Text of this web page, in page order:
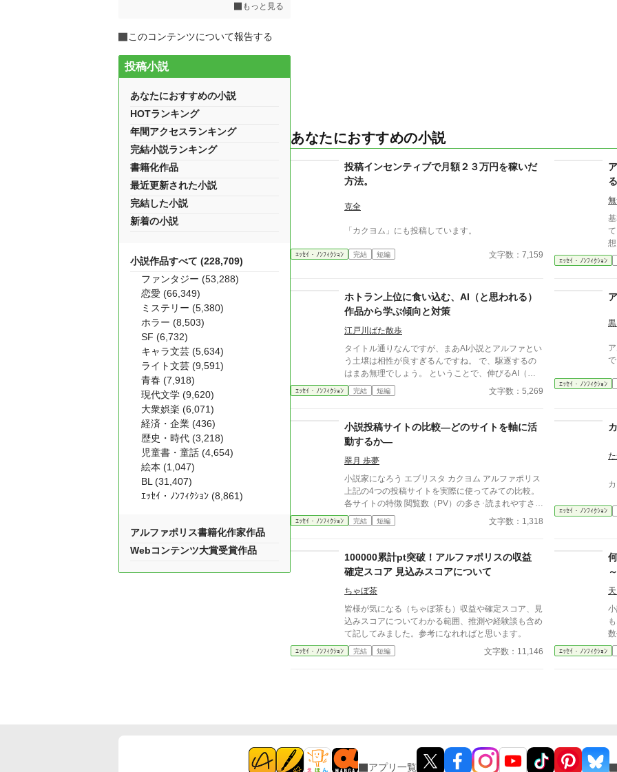
あなたにおすすめの小説
投稿インセンティブで月額２３万円を稼いだ
方法。
克全
「カクヨム」にも投稿しています。
ｴｯｾｲ・ﾉﾝﾌｨｸｼｮﾝ 完結 短編 文字数：7,159
て
した。 あく
ｴｯｾｲ・ﾉﾝﾌｨｸｼｮﾝ
ホトラン上位に食い込む、AI（と思われる）
作品から学ぶ傾向と対策
江戸川ばた散歩
タイトル通りなんですが、まあAI小説とアルファとい
う土壌は相性が良すぎるんですね。 で、駆逐するの
はまあ無理でしょう。 ということで、伸びるAI（と
思われる）小説から傾向と、そして自筆系にも生かせ
ること、そしてAIには無理なことに関して。
ｴｯｾｲ・ﾉﾝﾌｨｸｼｮﾝ 完結 短編 文字数：5,269
ｴｯｾｲ・ﾉﾝﾌｨｸｼｮﾝ
小説投稿サイトの比較―どのサイトを軸に活
動するか―
翠月 歩夢
小説家になろう エブリスタ カクヨム アルファポリス
上記の4つの投稿サイトを実際に使ってみての比較。
各サイトの特徴 閲覧数（PV）の多さ･読まれやすさ
感想など反応の貰いやすさ 各サイトのジャンル傾向
以上を基準に比較する。 ☆どのサイトを使おうかと
くなので投稿してみました。少しでも参考になれば幸
いです。 ☆自分用にまとめたものなので短く簡単に
しかまとめてないので、もっと詳しく知りたい場合は
他の人のを参考にすることを推奨します。
ｴｯｾｲ・ﾉﾝﾌｨｸｼｮﾝ 完結 短編 文字数：1,318
ｴｯｾｲ・ﾉﾝﾌｨｸｼｮﾝ
100000累計pt突破！アルファポリスの収益
確定スコア 見込みスコアについて
ちゃぼ茶
皆様が気になる（ちゃぼ茶も）収益や確定スコア、見
込みスコアについてわかる範囲、推測や経験談も含め
て記してみました。参考になれればと思います。
ｴｯｾｲ・ﾉﾝﾌｨｸｼｮﾝ 完結 短編 文字数：11,146 ｴｯｾｲ・ﾉﾝﾌｨｸｼｮﾝ
もっと見る
このコンテンツについて報告する
投稿小説
あなたにおすすめの小説
HOTランキング
年間アクセスランキング
完結小説ランキング
書籍化作品
最近更新された小説
完結した小説
新着の小説
小説作品すべて (228,709)
ファンタジー (53,288)
恋愛 (66,349)
ミステリー (5,380)
ホラー (8,503)
SF (6,732)
キャラ文芸 (5,634)
ライト文芸 (9,591)
青春 (7,918)
現代文学 (9,620)
大衆娯楽 (6,071)
経済・企業 (436)
歴史・時代 (3,218)
児童書・童話 (4,654)
絵本 (1,047)
BL (31,407)
ｴｯｾｲ・ﾉﾝﾌｨｸｼｮﾝ (8,861)
アルファポリス書籍化作家作品
Webコンテンツ大賞受賞作品
アプリ一覧